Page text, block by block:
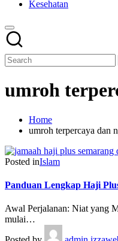
Kesehatan
umroh
Home
umroh terpercaya dan
Posted inIslam
Panduan Lengkap Haji
Awal Perjalanan: Niat yang
mulai…